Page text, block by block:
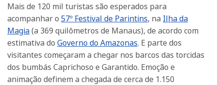
Mais de 120 mil turistas são esperados para
acompanhar o 57º Festival de Parintins, na Ilha da
Magia(a 369 quilômetros de Manaus), de acordo com
estimativa do Governo do Amazonas. E parte dos
visitantes começaram a chegar nos barcos das torcidas
dos bumbás Caprichoso e Garantido. Emoção e
animação definem a chegada de cerca de 1.150